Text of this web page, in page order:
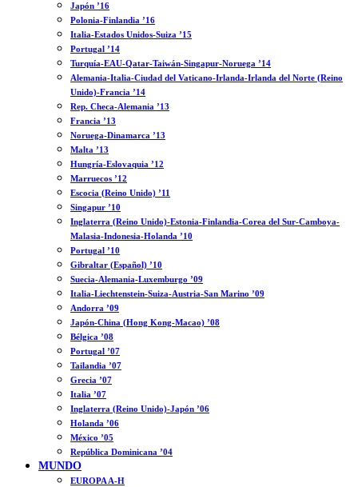
Japón ’16
Polonia-Finlandia ’16
Italia-Estados Unidos-Suiza ’15
Portugal ’14
Turquía-EAU-Qatar-Taiwán-Singapur-Noruega ’14
Alemania-Italia-Ciudad del Vaticano-Irlanda-Irlanda del Norte (Reino
Unido)-Francia ’14
Rep. Checa-Alemania ’13
Francia ’13
Noruega-Dinamarca ’13
Malta ’13
Hungría-Eslovaquia ’12
Marruecos ’12
Escocia (Reino Unido) ’11
Singapur ’10
Inglaterra (Reino Unido)-Estonia-Finlandia-Corea del Sur-Camboya-
Malasia-Indonesia-Holanda ’10
Portugal ’10
Gibraltar (Español) ’10
Suecia-Alemania-Luxemburgo ’09
Italia-Liechtenstein-Suiza-Austria-San Marino ’09
Andorra ’09
Japón-China (Hong Kong-Macao) ’08
Bélgica ’08
Portugal ’07
Tailandia ’07
Grecia ’07
Italia ’07
Inglaterra (Reino Unido)-Japón ’06
Holanda ’06
México ’05
República Dominicana ’04
MUNDO
EUROPA A-H